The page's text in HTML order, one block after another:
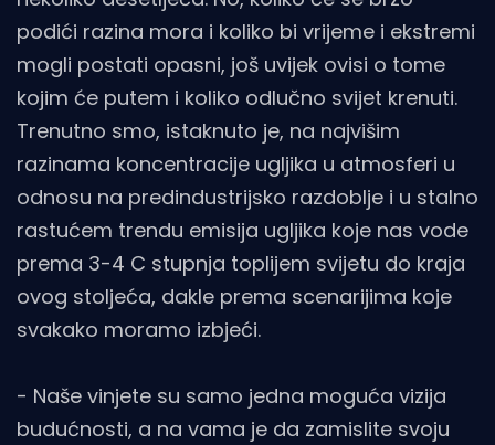
podići razina mora i koliko bi vrijeme i ekstremi
mogli postati opasni, još uvijek ovisi o tome
kojim će putem i koliko odlučno svijet krenuti.
Trenutno smo, istaknuto je, na najvišim
razinama koncentracije ugljika u atmosferi u
odnosu na predindustrijsko razdoblje i u stalno
rastućem trendu emisija ugljika koje nas vode
prema 3-4 C stupnja toplijem svijetu do kraja
ovog stoljeća, dakle prema scenarijima koje
svakako moramo izbjeći.
- Naše vinjete su samo jedna moguća vizija
budućnosti, a na vama je da zamislite svoju